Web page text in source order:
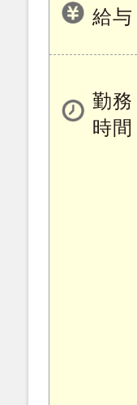
給与
勤務
時間